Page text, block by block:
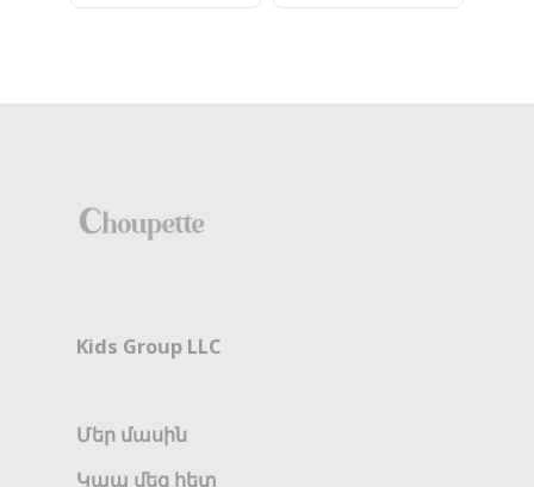
Kids Group LLC
Մեր մասին
Կապ մեզ հետ